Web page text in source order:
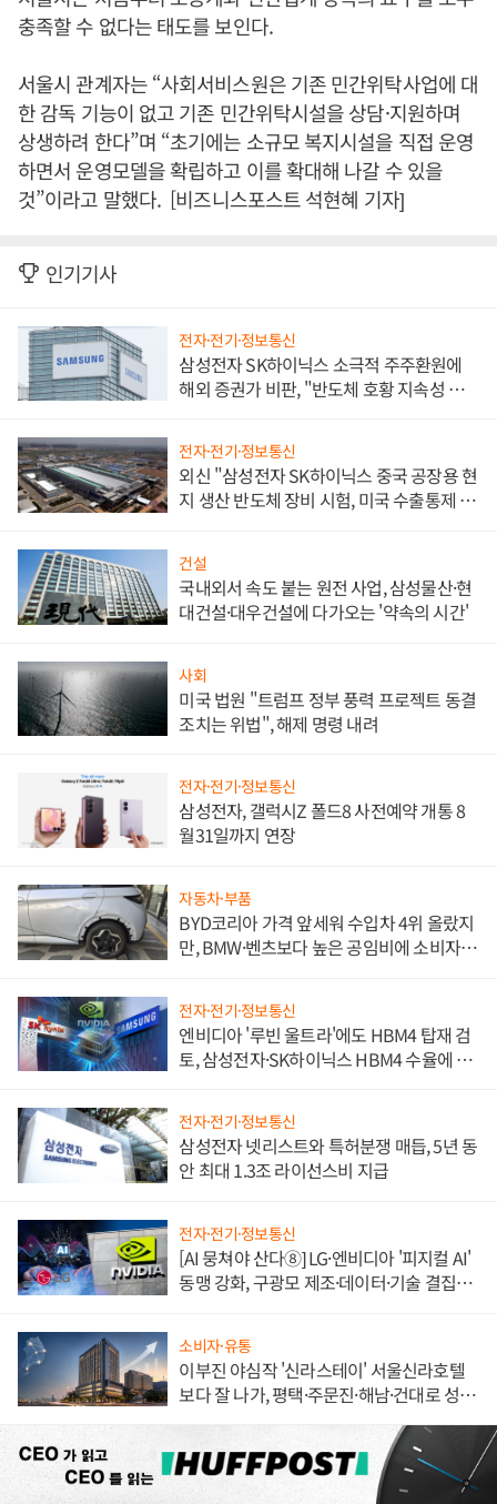
충족할 수 없다는 태도를 보인다.
서울시 관계자는 “사회서비스원은 기존 민간위탁사업에 대
한 감독 기능이 없고 기존 민간위탁시설을 상담·지원하며
상생하려 한다”며 “초기에는 소규모 복지시설을 직접 운영
하면서 운영모델을 확립하고 이를 확대해 나갈 수 있을
것”이라고 말했다. [비즈니스포스트 석현혜 기자]
인기기사
전자·전기·정보통신
삼성전자 SK하이닉스 소극적 주주환원에
해외 증권가 비판, "반도체 호황 지속성 의
전자·전기·정보통신
외신 "삼성전자 SK하이닉스 중국 공장용 현
지 생산 반도체 장비 시험, 미국 수출통제 대
건설
국내외서 속도 붙는 원전 사업, 삼성물산·현
대건설·대우건설에 다가오는 '약속의 시간'
사회
미국 법원 "트럼프 정부 풍력 프로젝트 동결
조치는 위법", 해제 명령 내려
전자·전기·정보통신
삼성전자, 갤럭시Z 폴드8 사전예약 개통 8
월31일까지 연장
자동차·부품
BYD코리아 가격 앞세워 수입차 4위 올랐지
만, BMW·벤츠보다 높은 공임비에 소비자
전자·전기·정보통신
엔비디아 '루빈 울트라'에도 HBM4 탑재 검
토, 삼성전자·SK하이닉스 HBM4 수율에 주
전자·전기·정보통신
삼성전자 넷리스트와 특허분쟁 매듭, 5년 동
안 최대 1.3조 라이선스비 지급
전자·전기·정보통신
[AI 뭉쳐야 산다⑧] LG·엔비디아 '피지컬 AI'
동맹 강화, 구광모 제조·데이터·기술 결집
소비자·유통
이부진 야심작 '신라스테이' 서울신라호텔
보다 잘 나가, 평택·주문진·해남·건대로 성